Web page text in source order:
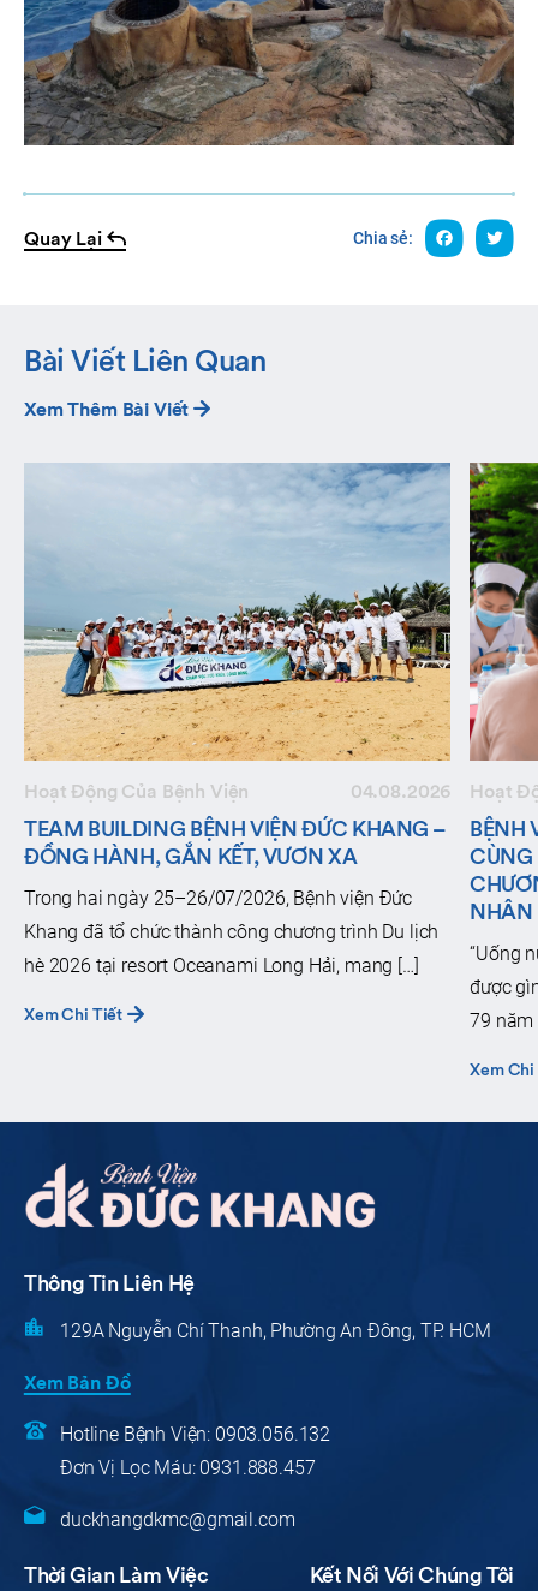
Quay Lại Chia sẻ:
Bài Viết Liên Quan
Xem Thêm Bài Viết
Hoạt Động Của Bệnh Viện 04.08.2026
TEAM BUILDING BỆNH VIỆN ĐỨC KHANG –
ĐỒNG HÀNH, GẮN KẾT, VƯƠN XA
Trong hai ngày 25–26/07/2026, Bệnh viện Đức
Khang đã tổ chức thành công chương trình Du lịch
hè 2026 tại resort Oceanami Long Hải, mang […]
Xem Chi Tiết
Hoạt
BỆNH
CÙNG
NHÂN
“Uống
được
79 năm
Xem
Thông Tin Liên Hệ
129A Nguyễn Chí Thanh, Phường An Đông, TP. HCM
Xem Bản Đồ
Hotline Bệnh Viện: 0903.056.132
Đơn Vị Lọc Máu: 0931.888.457
duckhangdkmc@gmail.com
Thời Gian Làm Việc Kết Nối Với Chúng Tôi